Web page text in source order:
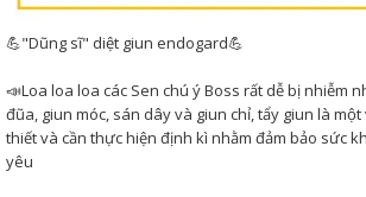
💪"Dũng sĩ" diệt giun endogard💪
📣Loa loa loa các Sen chú ý Boss rất dễ bị nhiễm
đũa, giun móc, sán dây và giun chỉ, tẩy giun là một
thiết và cần thực hiện định kì nhằm đảm bảo sức
yêu